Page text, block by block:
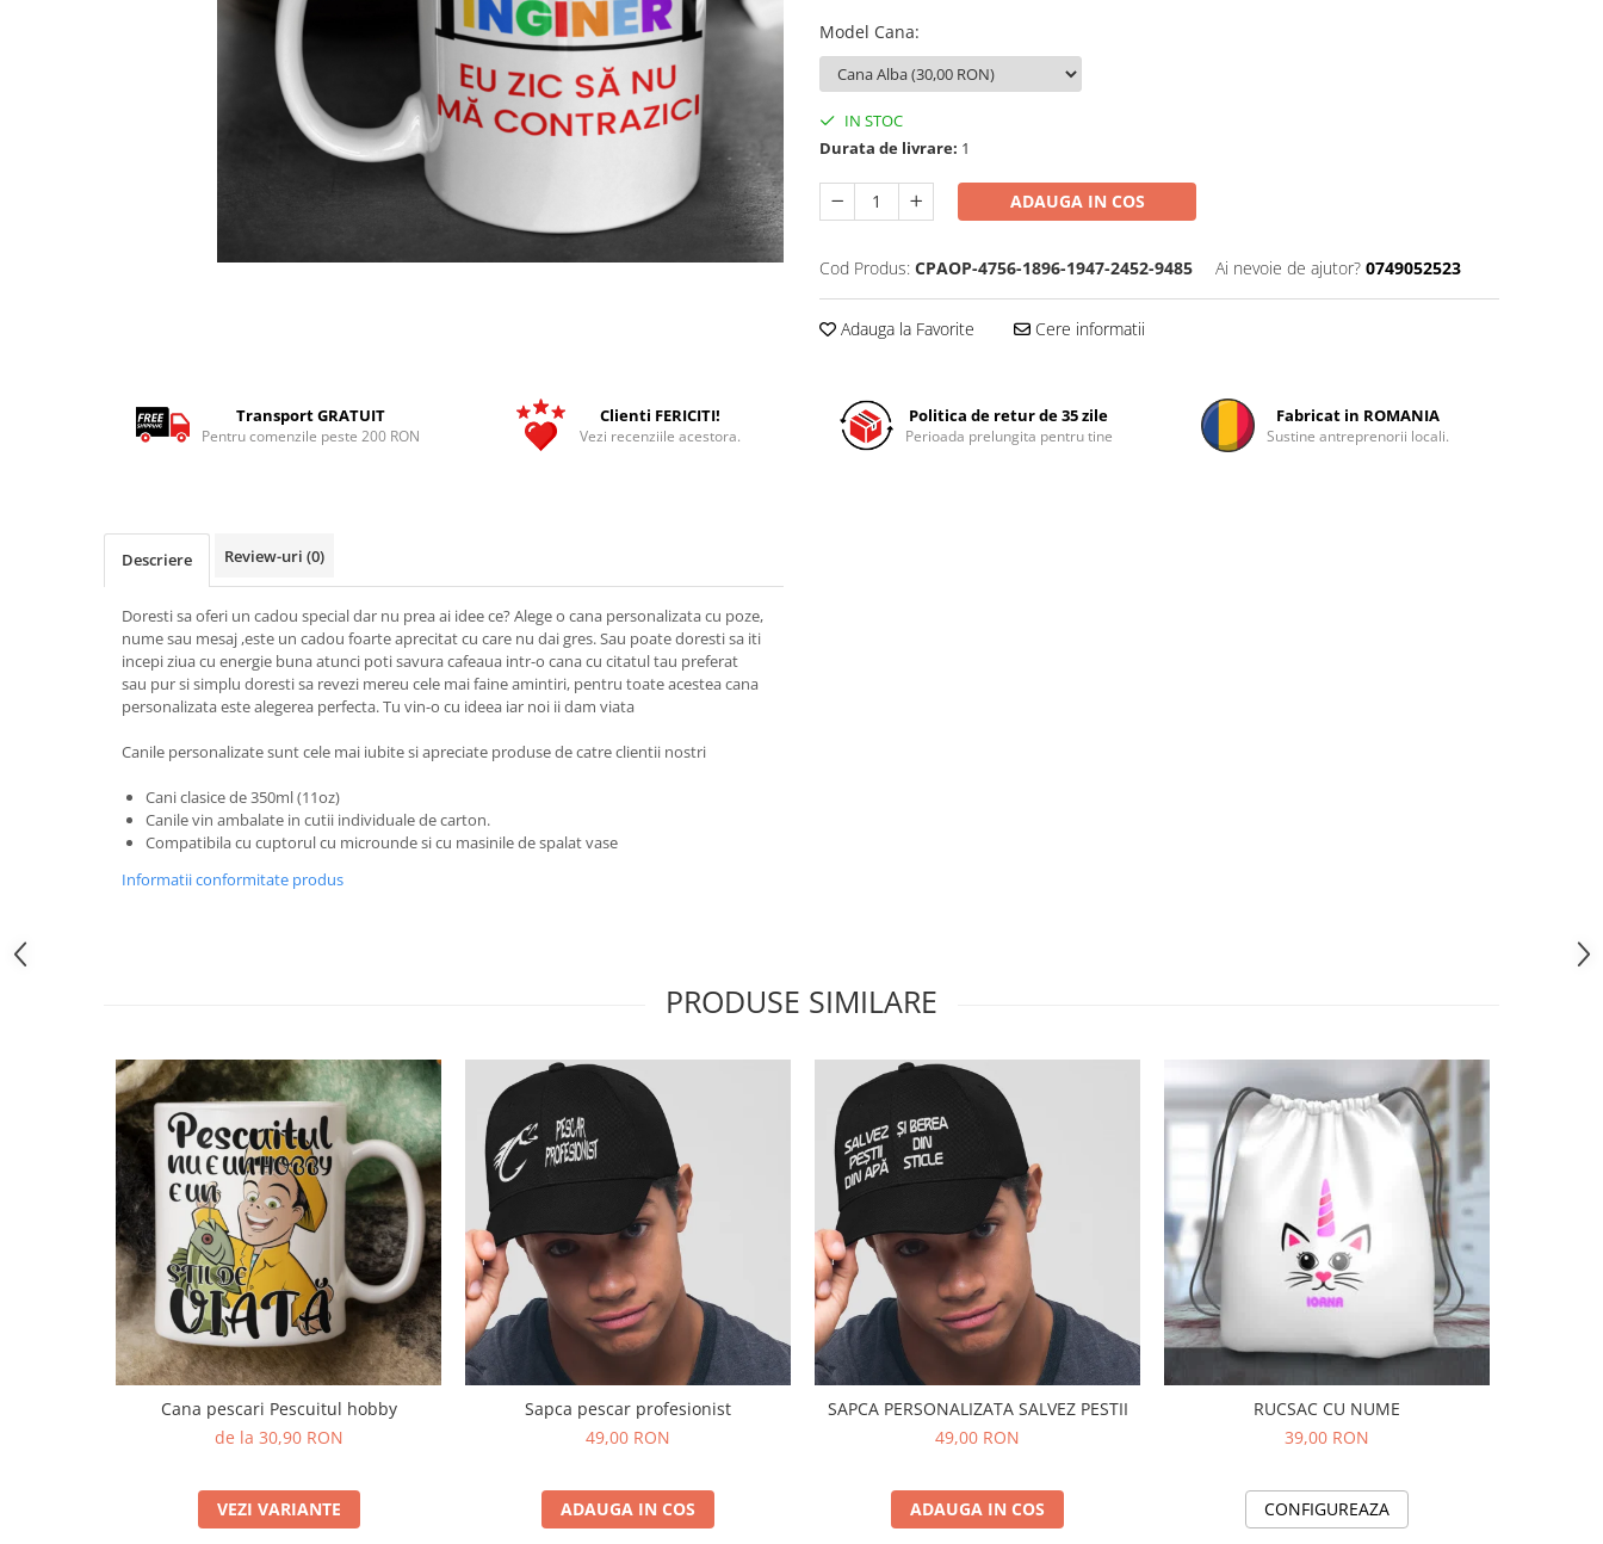
Tricouri Azi esti Tanar si maine...
Tricouri Motivationale
Tricouri Animalute
Tricouri Stari
Tricouri Gameri
Tricouri Mesaje Virale
Tricouri Vesele
Tricouri Zicale Romanesti
Model Cana:
IN STOC
Durata de livrare: 1
ADAUGA IN COS
Cod Produs: CPAOP-4756-1896-1947-2452-9485 Ai nevoie de ajutor? 0749052523
Adauga la Favorite Cere informatii
Transport GRATUIT
Pentru comenzile peste 200 RON
Clienti FERICITI!
Vezi recenziile acestora.
Politica de retur de 35 zile
Perioada prelungita pentru tine
Fabricat in ROMANIA
Sustine antreprenorii locali.
Descriere Review-uri (0)
Doresti sa oferi un cadou special dar nu prea ai idee ce? Alege o cana personalizata cu poze,
nume sau mesaj ,este un cadou foarte aprecitat cu care nu dai gres. Sau poate doresti sa iti
incepi ziua cu energie buna atunci poti savura cafeaua intr-o cana cu citatul tau preferat
sau pur si simplu doresti sa revezi mereu cele mai faine amintiri, pentru toate acestea cana
personalizata este alegerea perfecta. Tu vin-o cu ideea iar noi ii dam viata
Canile personalizate sunt cele mai iubite si apreciate produse de catre clientii nostri
Cani clasice de 350ml (11oz)
Canile vin ambalate in cutii individuale de carton.
Compatibila cu cuptorul cu microunde si cu masinile de spalat vase
Informatii conformitate produs
PRODUSE SIMILARE
Cana pescari Pescuitul hobby
de la 30,90 RON
VEZI VARIANTE
Sapca pescar profesionist
49,00 RON
ADAUGA IN COS
SAPCA PERSONALIZATA SALVEZ PESTII
49,00 RON
ADAUGA IN COS
RUCSAC CU NUME
39,00 RON
CONFIGUREAZA